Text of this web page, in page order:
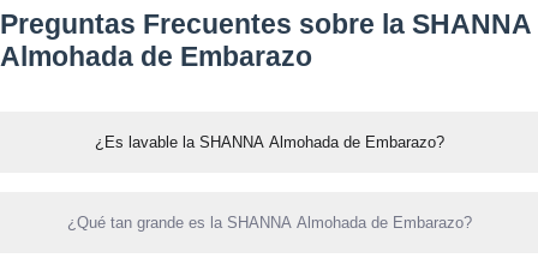
Preguntas Frecuentes sobre la SHANNA
Almohada de Embarazo
¿Es lavable la SHANNA Almohada de Embarazo?
¿Qué tan grande es la SHANNA Almohada de Embarazo?